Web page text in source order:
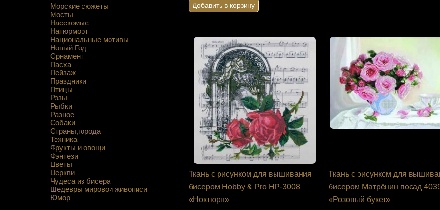
Морские сюжеты
Мосты
Насекомые
Натюрморт
Национальные мотивы
Новый Год
Орнамент
Пасха
Пейзаж
Праздники
Птицы
Розы
Рыбки
Разное
Собаки
Страны,города
Техника
Фрукты и овощи
Фэнтези
Цветы
Церкви
Чудеса из бисера
Шедевры мировой живописи
Юмор
Добавить в корзину
Ткань с рисунком для вышивания
бисером Hobby & Pro НР-3008
«Ноктюрн»
Ткань с рисунком для
бисером Матрёнин посад
«Розовый букет»